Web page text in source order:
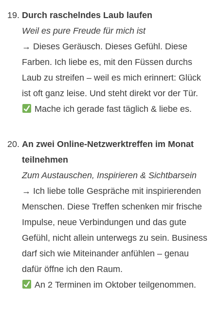
Durch raschelndes Laub laufen
Weil es pure Freude für mich ist
→ Dieses Geräusch. Dieses Gefühl. Diese
Farben. Ich liebe es, mit den Füssen durchs
Laub zu streifen – weil es mich erinnert: Glück
ist oft ganz leise. Und steht direkt vor der Tür.
Mache ich gerade fast täglich & liebe es.
An zwei Online-Netzwerktreffen im Monat
teilnehmen
Zum Austauschen, Inspirieren & Sichtbarsein
→ Ich liebe tolle Gespräche mit inspirierenden
Menschen. Diese Treffen schenken mir frische
Impulse, neue Verbindungen und das gute
Gefühl, nicht allein unterwegs zu sein. Business
darf sich wie Miteinander anfühlen – genau
dafür öffne ich den Raum.
An 2 Terminen im Oktober teilgenommen.